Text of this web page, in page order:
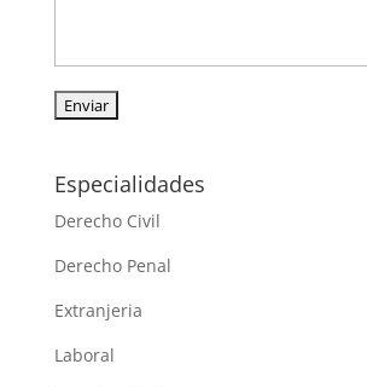
Especialidades
Derecho Civil
Derecho Penal
Extranjeria
Laboral